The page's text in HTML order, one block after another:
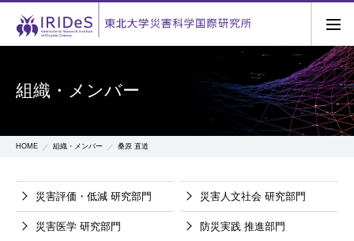
組織・メンバー
HOME 組織・メンバー 桑原 直道
災害評価・低減 研究部門 災害人文社会 研究部門
災害医学 研究部門 防災実践 推進部門